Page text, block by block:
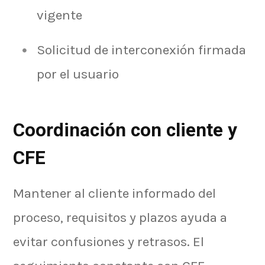
vigente
Solicitud de interconexión firmada
por el usuario
Coordinación con cliente y
CFE
Mantener al cliente informado del
proceso, requisitos y plazos ayuda a
evitar confusiones y retrasos. El